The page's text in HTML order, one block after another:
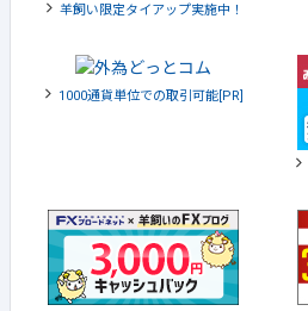
羊飼い限定タイアップ実施中！
1000通貨単位での取引可能[PR]